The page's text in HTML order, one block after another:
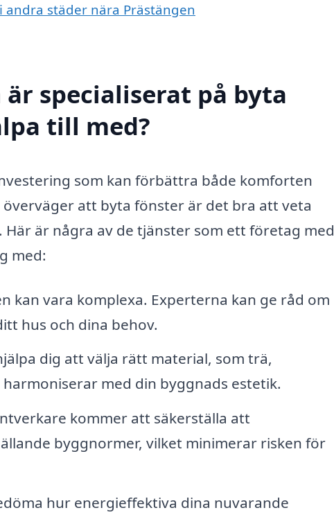
städer nära Prästängen
specialiserat på byta
till med?
som kan förbättra både komforten
att byta fönster är det bra att veta
är några av de tjänster som ett företag med
med:
kan vara komplexa. Experterna kan ge råd om
hus och dina behov.
dig att välja rätt material, som trä,
med din byggnads estetik.
kommer att säkerställa att
byggnormer, vilket minimerar risken för
hur energieffektiva dina nuvarande